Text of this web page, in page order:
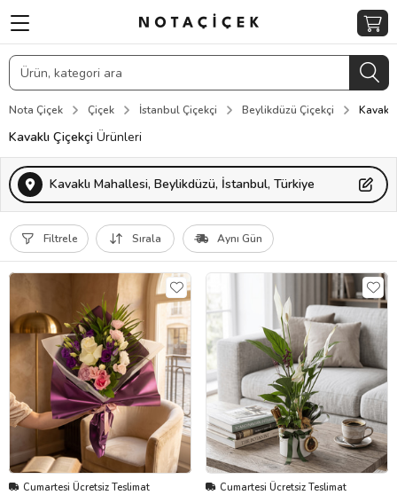
Nota Çiçek Çiçek İstanbul Çiçekçi Beylikdüzü Çiçekçi
Kavaklı Çiçekçi Ürünleri
Kavaklı Mahallesi, Beylikdüzü, İstanbul, Türkiye
Filtrele Sırala Aynı Gün
Cumartesi Ücretsiz Teslimat Cumartesi Ücretsiz Teslimat